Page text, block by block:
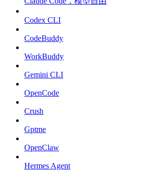
Codex CLI
CodeBuddy
WorkBuddy
Gemini CLI
OpenCode
Crush
Gptme
OpenClaw
Hermes Agent